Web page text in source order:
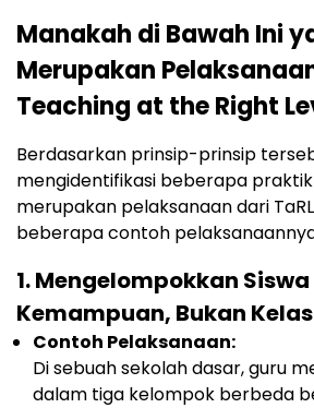
Manakah di Bawah Ini
Merupakan
Teaching at the Right
Berdasarkan prinsip-prinsip
mengidentifikasi beberapa
merupakan pelaksanaan dari
beberapa contoh
1.Mengelompokkan
Kemampuan, Bukan Kelas
Contoh Pelaksanaan:
Di sebuah sekolah dasar, guru
dalam tiga kelompok berbeda